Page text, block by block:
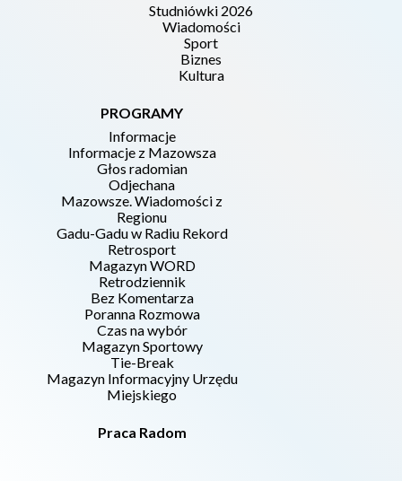
Studniówki 2026
Wiadomości
Sport
Biznes
Kultura
PROGRAMY
Informacje
Informacje z Mazowsza
Głos radomian
Odjechana
Mazowsze. Wiadomości z
Regionu
Gadu-Gadu w Radiu Rekord
Retrosport
Magazyn WORD
Retrodziennik
Bez Komentarza
Poranna Rozmowa
Czas na wybór
Magazyn Sportowy
Tie-Break
Magazyn Informacyjny Urzędu
Miejskiego
Praca Radom